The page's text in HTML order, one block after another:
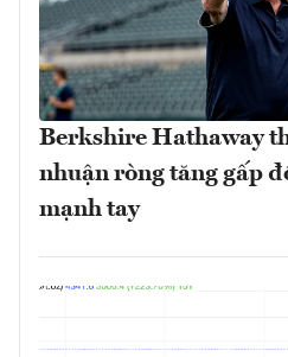
Berkshire Hathaway
nhuận ròng tăng gấp
mạnh tay